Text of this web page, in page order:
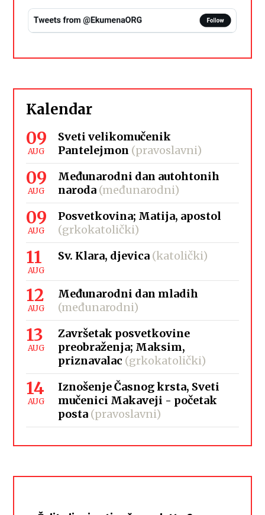
Kalendar
09
AUG
Sveti velikomučenik
Pantelejmon (pravoslavni)
09
AUG
Međunarodni dan autohtonih
naroda (međunarodni)
09
AUG
Posvetkovina; Matija, apostol
(grkokatolički)
11
AUG
Sv. Klara, djevica (katolički)
12
AUG
Međunarodni dan mladih
(međunarodni)
13
AUG
Završetak posvetkovine
preobraženja; Maksim,
priznavalac (grkokatolički)
14
AUG
Iznošenje Časnog krsta, Sveti
mučenici Makaveji - početak
posta (pravoslavni)